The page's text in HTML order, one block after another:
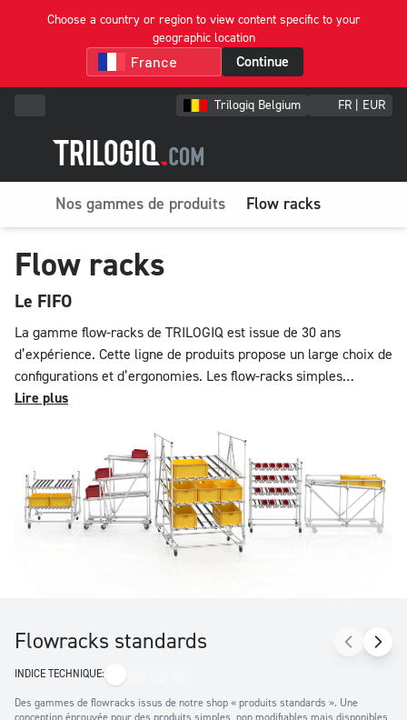
Choose a country or region to view content specific to your
geographic location
Continue
Trilogiq Belgium FR | EUR
Nos gammes de produits Flow racks
Flow racks
Le FIFO
La gamme flow-racks de TRILOGIQ est issue de 30 ans
d’expérience. Cette ligne de produits propose un large choix de
configurations et d’ergonomies. Les flow-racks simples
intègrent des fonctions élémentaires, des solutions de picking
homologues configurables peuvent être modifiés en
dimensions, nombre de niveaux et équipements. Les gammes
de racks dynamiques modifiables en projets simples sont issus
de nos produits standards et modifiés fonctionnellement par
nos équipes selon vos besoins. Enfin, les flow-racks techniques
personnalisables sont des produits multifonctions adaptés à
Lire plus
Flowracks standards
INDICE TECHNIQUE:
Des gammes de flowracks issus de notre shop « produits standards ». Une